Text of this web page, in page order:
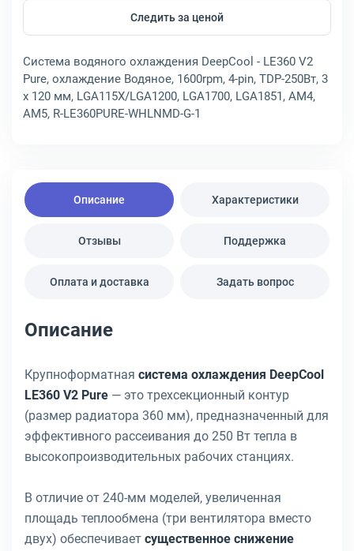
Следить за ценой
Система водяного охлаждения DeepCool - LE360 V2
Pure, охлаждение Водяное, 1600rpm, 4-pin, TDP-250Вт, 3
x 120 мм, LGA115X/LGA1200, LGA1700, LGA1851, AM4,
AM5, R-LE360PURE-WHLNMD-G-1
Описание Характеристики
Отзывы Поддержка
Оплата и доставка Задать вопрос
Описание
Крупноформатная система охлаждения DeepCool
LE360 V2 Pure — это трехсекционный контур
(размер радиатора 360 мм), предназначенный для
эффективного рассеивания до 250 Вт тепла в
высокопроизводительных рабочих станциях.
В отличие от 240-мм моделей, увеличенная
площадь теплообмена (три вентилятора вместо
двух) обеспечивает существенное снижение